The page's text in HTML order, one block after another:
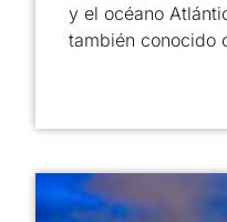
y el océano
también conocido